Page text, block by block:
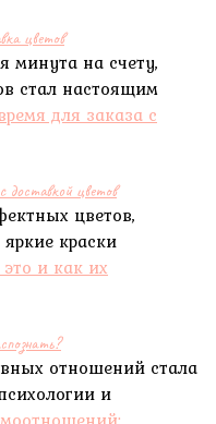
цветов
минута на счету,
стал настоящим
доставкой цветов
цветов,
краски
отношений стала
и